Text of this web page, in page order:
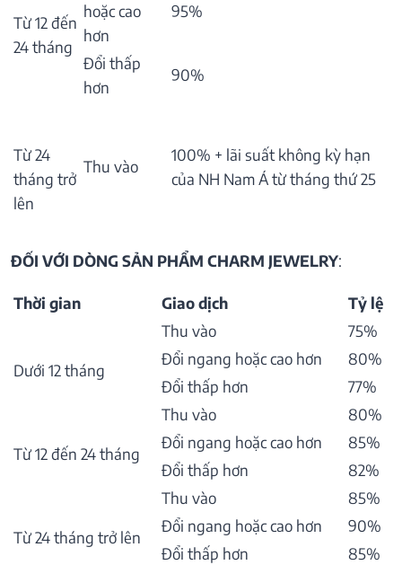
Từ 12 đến
24 tháng
hoặc cao
hơn
95%
Đổi thấp
hơn
90%
Từ 24
tháng trở
lên
Thu vào
100% + lãi suất không kỳ hạn
của NH Nam Á từ tháng thứ 25
ĐỐI VỚI DÒNG SẢN PHẨM CHARM JEWELRY:
Thời gian Giao dịch Tỷ lệ
Dưới 12 tháng
Thu vào
75%
Đổi ngang hoặc cao hơn
80%
Đổi thấp hơn
77%
Từ 12 đến 24 tháng
Thu vào
80%
Đổi ngang hoặc cao hơn
85%
Đổi thấp hơn
82%
Từ 24 tháng trở lên
Thu vào
85%
Đổi ngang hoặc cao hơn
90%
Đổi thấp hơn
85%